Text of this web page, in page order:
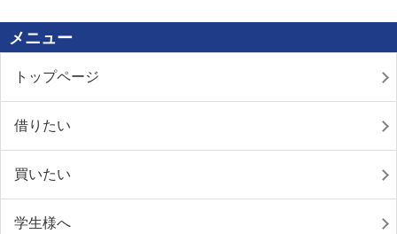
メニュー
トップページ
借りたい
買いたい
学生様へ